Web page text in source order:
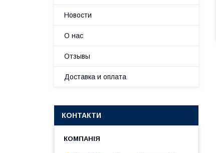
Новости
О нас
Отзывы
Доставка и оплата
КОНТАКТИ